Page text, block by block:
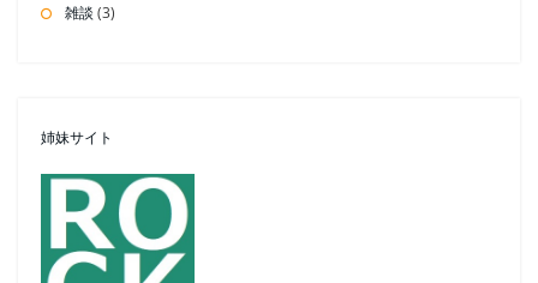
雑談 (3)
姉妹サイト